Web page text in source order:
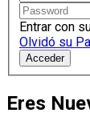
Entrar con
Olvidó su
Acceder
Eres